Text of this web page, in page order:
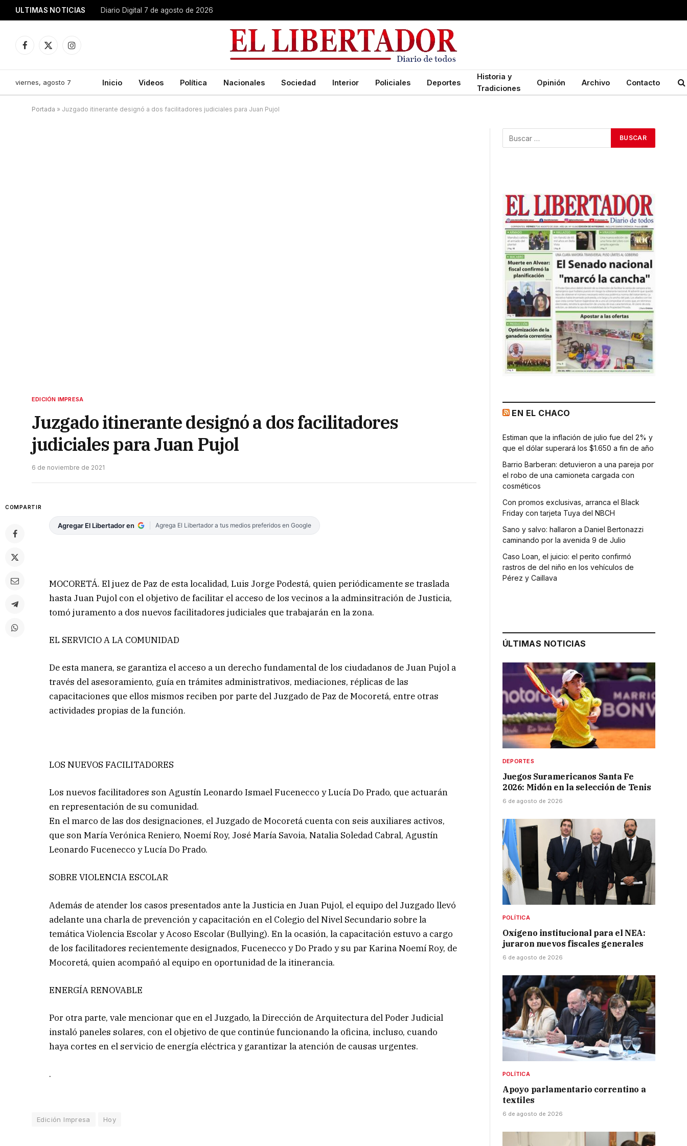
ULTIMAS NOTICIAS Diario Digital 7 de agosto de 2026
Facebook
X
Instagram
viernes, agosto 7 Inicio Videos Política Nacionales Sociedad Interior Policiales Deportes
Historia y
Tradiciones
Opinión Archivo Contacto
Portada » Juzgado itinerante designó a dos facilitadores judiciales para Juan Pujol
EDICIÓN IMPRESA
Juzgado itinerante designó a dos facilitadores
judiciales para Juan Pujol
6 de noviembre de 2021
COMPARTIR
Agregar El Libertador en Agrega El Libertador a tus medios preferidos en Google
MOCORETÁ. El juez de Paz de esta localidad, Luis Jorge Podestá, quien periódicamente se traslada
hasta Juan Pujol con el objetivo de facilitar el acceso de los vecinos a la adminsitración de Justicia,
tomó juramento a dos nuevos facilitadores judiciales que trabajarán en la zona.
EL SERVICIO A LA COMUNIDAD
De esta manera, se garantiza el acceso a un derecho fundamental de los ciudadanos de Juan Pujol a
través del asesoramiento, guía en trámites administrativos, mediaciones, réplicas de las
capacitaciones que ellos mismos reciben por parte del Juzgado de Paz de Mocoretá, entre otras
actividades propias de la función.
LOS NUEVOS FACILITADORES
Los nuevos facilitadores son Agustín Leonardo Ismael Fucenecco y Lucía Do Prado, que actuarán
en representación de su comunidad.
En el marco de las dos designaciones, el Juzgado de Mocoretá cuenta con seis auxiliares activos,
que son María Verónica Reniero, Noemí Roy, José María Savoia, Natalia Soledad Cabral, Agustín
Leonardo Fucenecco y Lucía Do Prado.
SOBRE VIOLENCIA ESCOLAR
Además de atender los casos presentados ante la Justicia en Juan Pujol, el equipo del Juzgado llevó
adelante una charla de prevención y capacitación en el Colegio del Nivel Secundario sobre la
temática Violencia Escolar y Acoso Escolar (Bullying). En la ocasión, la capacitación estuvo a cargo
de los facilitadores recientemente designados, Fucenecco y Do Prado y su par Karina Noemí Roy, de
Mocoretá, quien acompañó al equipo en oportunidad de la itinerancia.
ENERGÍA RENOVABLE
Por otra parte, vale mencionar que en el Juzgado, la Dirección de Arquitectura del Poder Judicial
instaló paneles solares, con el objetivo de que continúe funcionando la oficina, incluso, cuando
haya cortes en el servicio de energía eléctrica y garantizar la atención de causas urgentes.
.
Edición Impresa Hoy
EN EL CHACO
Estiman que la inflación de julio fue del 2% y
que el dólar superará los $1.650 a fin de año
Barrio Barberan: detuvieron a una pareja por
el robo de una camioneta cargada con
cosméticos
Con promos exclusivas, arranca el Black
Friday con tarjeta Tuya del NBCH
Sano y salvo: hallaron a Daniel Bertonazzi
caminando por la avenida 9 de Julio
Caso Loan, el juicio: el perito confirmó
rastros de del niño en los vehículos de
Pérez y Caillava
ÚLTIMAS NOTICIAS
DEPORTES
Juegos Suramericanos Santa Fe
2026: Midón en la selección de Tenis
6 de agosto de 2026
POLÍTICA
Oxígeno institucional para el NEA:
juraron nuevos fiscales generales
6 de agosto de 2026
POLÍTICA
Apoyo parlamentario correntino a
textiles
6 de agosto de 2026